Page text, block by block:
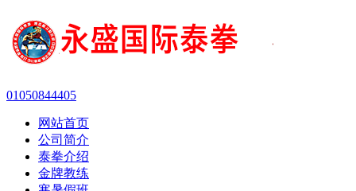
01050844405
网站首页
公司简介
泰拳介绍
金牌教练